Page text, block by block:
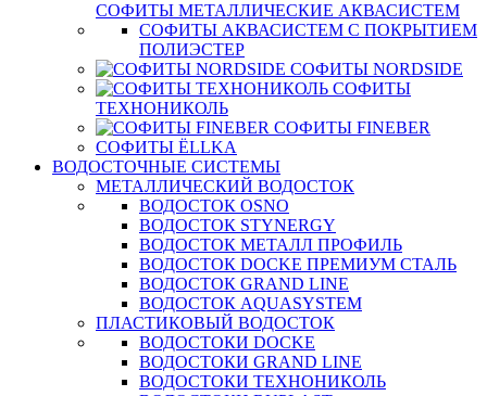
СОФИТЫ МЕТАЛЛИЧЕСКИЕ АКВАСИСТЕМ
СОФИТЫ АКВАСИСТЕМ С ПОКРЫТИЕМ
ПОЛИЭСТЕР
СОФИТЫ NORDSIDE
СОФИТЫ
ТЕХНОНИКОЛЬ
СОФИТЫ FINEBER
СОФИТЫ ЁLLKA
ВОДОСТОЧНЫЕ СИСТЕМЫ
МЕТАЛЛИЧЕСКИЙ ВОДОСТОК
ВОДОСТОК OSNO
ВОДОСТОК STYNERGY
ВОДОСТОК МЕТАЛЛ ПРОФИЛЬ
ВОДОСТОК DOCKE ПРЕМИУМ СТАЛЬ
ВОДОСТОК GRAND LINE
ВОДОСТОК AQUASYSTEM
ПЛАСТИКОВЫЙ ВОДОСТОК
ВОДОСТОКИ DOCKE
ВОДОСТОКИ GRAND LINE
ВОДОСТОКИ ТЕХНОНИКОЛЬ